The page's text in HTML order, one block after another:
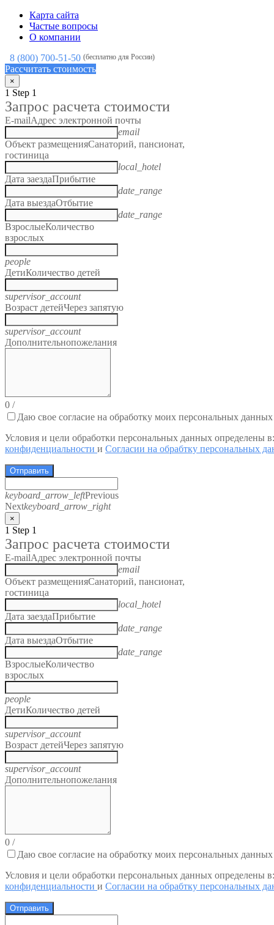
Карта сайта
Частые вопросы
О компании
8 (800) 700-51-50 (бесплатно для России)
Рассчитать стоимость
×
1 Step 1
Запрос расчета стоимости
E-mailАдрес электронной почты
email
Объект размещенияСанаторий, пансионат,
гостиница
local_hotel
Дата заездаПрибытие
date_range
Дата выездаОтбытие
date_range
ВзрослыеКоличество
взрослых
people
ДетиКоличество детей
supervisor_account
Возраст детейЧерез запятую
supervisor_account
Дополнительнопожелания
0 /
Даю свое согласие на обработку моих персональных данных
Условия и цели обработки персональных данных определены
конфиденциальности и Согласии на обрабтку персональных
Отправить
keyboard_arrow_leftPrevious
Nextkeyboard_arrow_right
×
1 Step 1
Запрос расчета стоимости
E-mailАдрес электронной почты
email
Объект размещенияСанаторий, пансионат,
гостиница
local_hotel
Дата заездаПрибытие
date_range
Дата выездаОтбытие
date_range
ВзрослыеКоличество
взрослых
people
ДетиКоличество детей
supervisor_account
Возраст детейЧерез запятую
supervisor_account
Дополнительнопожелания
0 /
Даю свое согласие на обработку моих персональных данных
Условия и цели обработки персональных данных определены
конфиденциальности и Согласии на обрабтку персональных
Отправить